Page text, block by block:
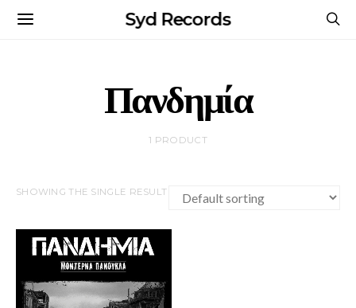
Syd Records
Πανδημία
1 PRODUCT
SHOWING THE SINGLE RESULT